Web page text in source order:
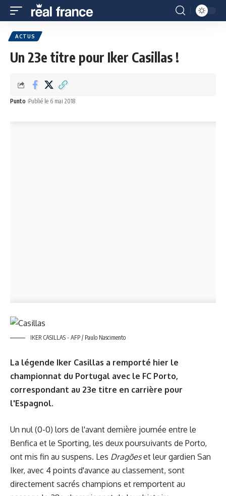
ACTUS
Un 23e titre pour Iker Casillas !
Punto Publié le 6 mai 2018
IKER CASILLAS - AFP / Paulo Nascimento
La légende Iker Casillas a remporté hier le
championnat du Portugal avec le FC Porto,
correspondant au 23e titre en carrière pour
l'Espagnol.
Un nul (0-0) lors de l'avant dernière journée entre le
Benfica et le Sporting, les deux poursuivants de Porto,
ont mis fin au suspens. Les Dragõeset leur gardien San
Iker, avec 4 points d'avance au classement, sont
directement sacrés champions et remportent au